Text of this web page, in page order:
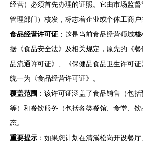
经营）必须首先办理的证照。它由市场监
管理部门）核发，标志着企业或个体工商户
食品经营许可证 ：这是当前食品经营领域核
据《食品安全法》及相关规定，原先的《
品流通许可证》、《保健品食品卫生许可证
统一为《食品经营许可证》。
覆盖范围 ：该许可证涵盖了食品销售（包
等）和餐饮服务（包括各类餐馆、食堂、
态。
重要提示 ：如果您计划在清溪松岗开设餐